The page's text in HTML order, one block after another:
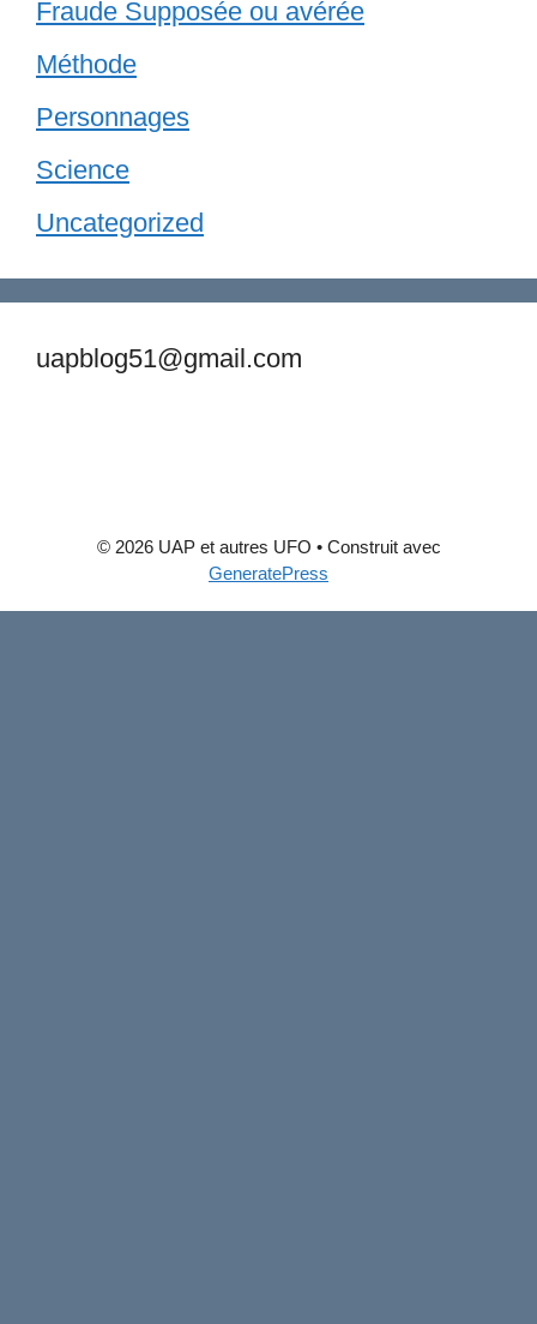
Fraude Supposée ou avérée
Méthode
Personnages
Science
Uncategorized
uapblog51@gmail.com
© 2026 UAP et autres UFO • Construit avec
GeneratePress